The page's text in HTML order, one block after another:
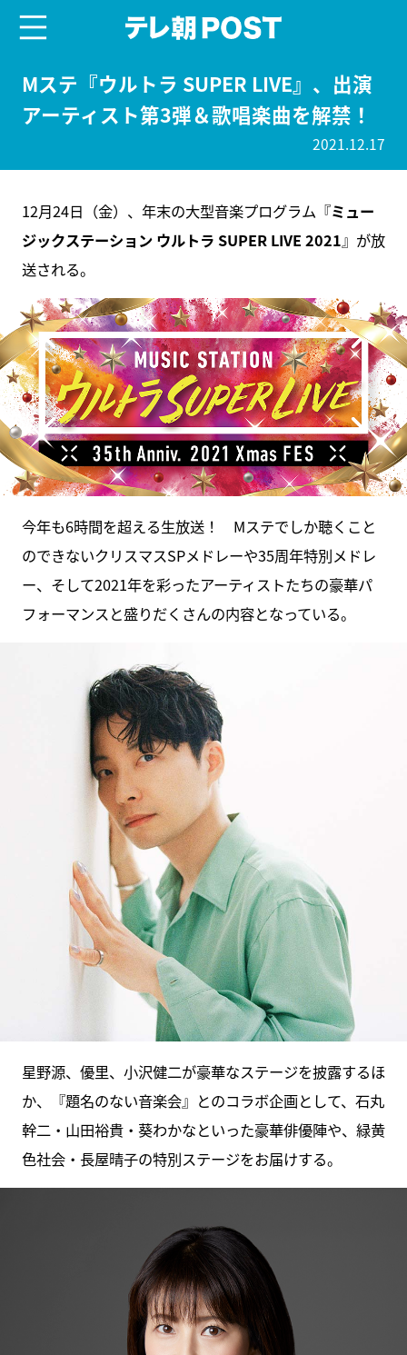
Mステ『ウルトラ SUPER LIVE』、出演
アーティスト第3弾＆歌唱楽曲を解禁！
2021.12.17
12月24日（金）、年末の大型音楽プログラム『ミュー
ジックステーション ウルトラ SUPER LIVE 2021』が放
送される。
今年も6時間を超える生放送！ Mステでしか聴くこと
のできないクリスマスSPメドレーや35周年特別メドレ
ー、そして2021年を彩ったアーティストたちの豪華パ
フォーマンスと盛りだくさんの内容となっている。
星野源、優里、小沢健二が豪華なステージを披露するほ
か、『題名のない音楽会』とのコラボ企画として、石丸
幹二・山田裕貴・葵わかなといった豪華俳優陣や、緑黄
色社会・長屋晴子の特別ステージをお届けする。